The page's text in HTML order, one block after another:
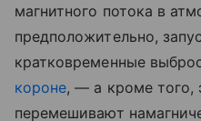
магнитного потока в
предположительно,
кратковременные
короне, — а кроме того,
перемешивают